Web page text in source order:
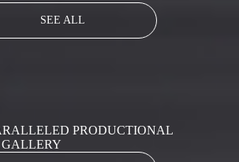
SEE ALL
PRODUCTIONAL